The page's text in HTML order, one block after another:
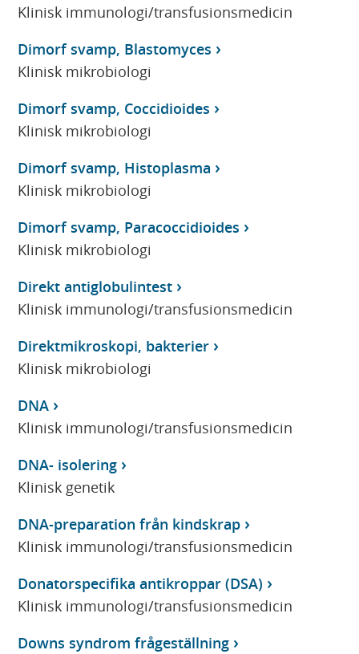
Klinisk immunologi/transfusionsmedicin
Dimorf svamp, Blastomyces
Klinisk mikrobiologi
Dimorf svamp, Coccidioides
Klinisk mikrobiologi
Dimorf svamp, Histoplasma
Klinisk mikrobiologi
Dimorf svamp, Paracoccidioides
Klinisk mikrobiologi
Direkt antiglobulintest
Klinisk immunologi/transfusionsmedicin
Direktmikroskopi, bakterier
Klinisk mikrobiologi
DNA
Klinisk immunologi/transfusionsmedicin
DNA- isolering
Klinisk genetik
DNA-preparation från kindskrap
Klinisk immunologi/transfusionsmedicin
Donatorspecifika antikroppar (DSA)
Klinisk immunologi/transfusionsmedicin
Downs syndrom frågeställning